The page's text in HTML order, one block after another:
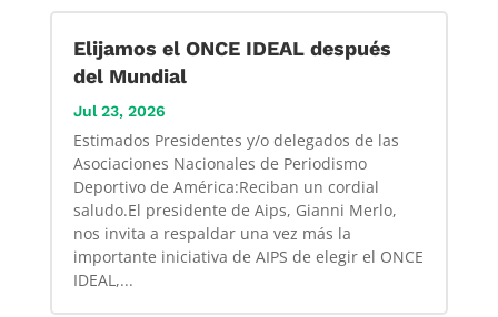
Elijamos el ONCE IDEAL después
del Mundial
Jul 23, 2026
Estimados Presidentes y/o delegados de las
Asociaciones Nacionales de Periodismo
Deportivo de América:Reciban un cordial
saludo.El presidente de Aips, Gianni Merlo,
nos invita a respaldar una vez más la
importante iniciativa de AIPS de elegir el ONCE
IDEAL,...